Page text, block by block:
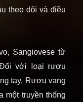
theo dõi và điều
Sangiovese từ
Đối với loại rượu
tay. Rượu vang
một truyền thống